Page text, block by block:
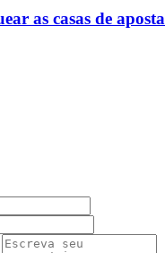
as casas de aposta